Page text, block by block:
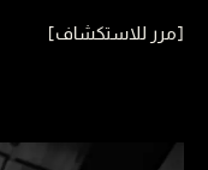
[مرر للاستكشاف]